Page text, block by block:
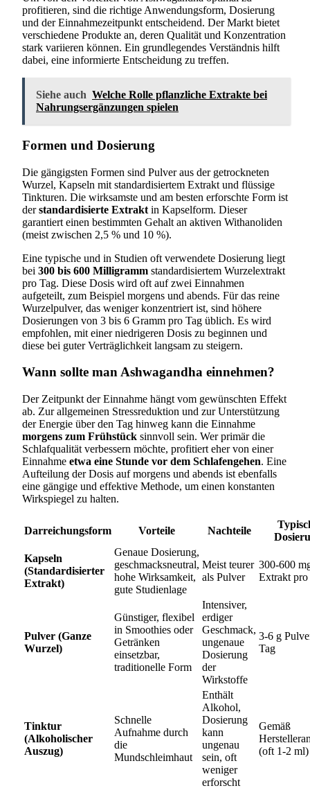
profitieren, sind die richtige Anwendungsform, Dosierung
und der Einnahmezeitpunkt entscheidend. Der Markt bietet
verschiedene Produkte an, deren Qualität und Konzentration
stark variieren können. Ein grundlegendes Verständnis hilft
dabei, eine informierte Entscheidung zu treffen.
Siehe auch Welche Rolle pflanzliche Extrakte bei
Nahrungsergänzungen spielen
Formen und Dosierung
Die gängigsten Formen sind Pulver aus der getrockneten
Wurzel, Kapseln mit standardisiertem Extrakt und flüssige
Tinkturen. Die wirksamste und am besten erforschte Form ist
derstandardisierte Extrakt in Kapselform. Dieser
garantiert einen bestimmten Gehalt an aktiven Withanoliden
(meist zwischen 2,5 % und 10 %).
Eine typische und in Studien oft verwendete Dosierung liegt
bei 300 bis 600 Milligramm standardisiertem Wurzelextrakt
pro Tag. Diese Dosis wird oft auf zwei Einnahmen
aufgeteilt, zum Beispiel morgens und abends. Für das reine
Wurzelpulver, das weniger konzentriert ist, sind höhere
Dosierungen von 3 bis 6 Gramm pro Tag üblich. Es wird
empfohlen, mit einer niedrigeren Dosis zu beginnen und
diese bei guter Verträglichkeit langsam zu steigern.
Wann sollte man Ashwagandha einnehmen?
Der Zeitpunkt der Einnahme hängt vom gewünschten Effekt
ab. Zur allgemeinen Stressreduktion und zur Unterstützung
der Energie über den Tag hinweg kann die Einnahme
morgens zum Frühstück sinnvoll sein. Wer primär die
Schlafqualität verbessern möchte, profitiert eher von einer
Einnahme etwa eine Stunde vor dem Schlafengehen. Eine
Aufteilung der Dosis auf morgens und abends ist ebenfalls
eine gängige und effektive Methode, um einen konstanten
Wirkspiegel zu halten.
Darreichungsform Vorteile Nachteile
Kapseln
(Standardisierter
Extrakt)
Genaue Dosierung,
geschmacksneutral,
hohe Wirksamkeit,
gute Studienlage
Meist teurer
als Pulver
300-600
Extrakt pro
Pulver (Ganze
Wurzel)
Günstiger, flexibel
in Smoothies oder
Getränken
einsetzbar,
traditionelle Form
Intensiver,
erdiger
Geschmack,
ungenaue
Dosierung
der
Wirkstoffe
3-6 g
Tag
Tinktur
(Alkoholischer
Auszug)
Schnelle
Aufnahme durch
die
Mundschleimhaut
Enthält
Alkohol,
Dosierung
kann
ungenau
sein, oft
weniger
erforscht
Gemäß
(oft 1-2 ml)